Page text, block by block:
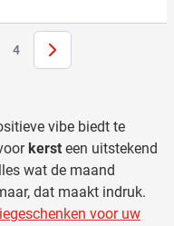
pagina
Pagina
4 Volgende
vibe biedt te
kerst een uitstekend
wat de maand
dat maakt indruk.
voor uw